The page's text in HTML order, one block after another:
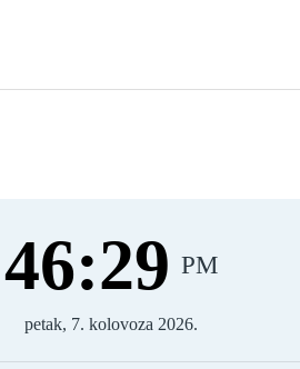
46:29 PM
petak, 7. kolovoza 2026.